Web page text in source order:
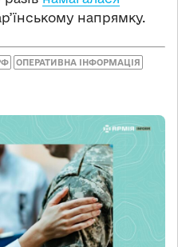
напрямку.
ОПЕРАТИВНА ІНФОРМАЦІЯ